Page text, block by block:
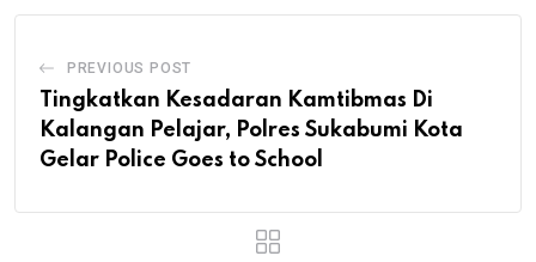
PREVIOUS POST
Tingkatkan Kesadaran Kamtibmas Di
Kalangan Pelajar, Polres Sukabumi Kota
Gelar Police Goes to School